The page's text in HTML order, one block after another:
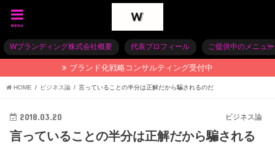
menu
Wブランディング株式会社概要 代表プロフィール ご提供中のメニュー
ブランド化戦略コンサルティング受付中
HOME ビジネス論 言っていることの半分は正解だから騙されるのだ
ビジネス論
2018.03.20
言っていることの半分は正解だから騙される